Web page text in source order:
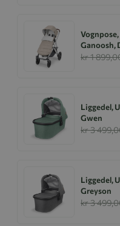
Ganoosh,
kr 1
Liggedel,
Gwen
kr 3
Liggedel,
Greyson
kr 3